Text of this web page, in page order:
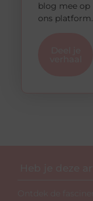
blog mee op
ons platform.